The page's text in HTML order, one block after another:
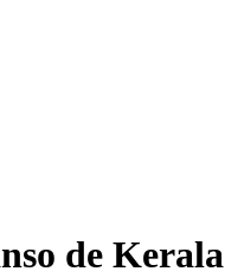
de Kerala